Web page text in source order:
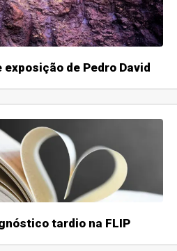
de Pedro David
tardio na FLIP